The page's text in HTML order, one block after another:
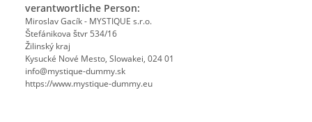
verantwortliche Person:
Miroslav Gacík - MYSTIQUE s.r.o.
Štefánikova štvr 534/16
Žilinský kraj
Kysucké Nové Mesto, Slowakei, 024 01
info@mystique-dummy.sk
https://www.mystique-dummy.eu